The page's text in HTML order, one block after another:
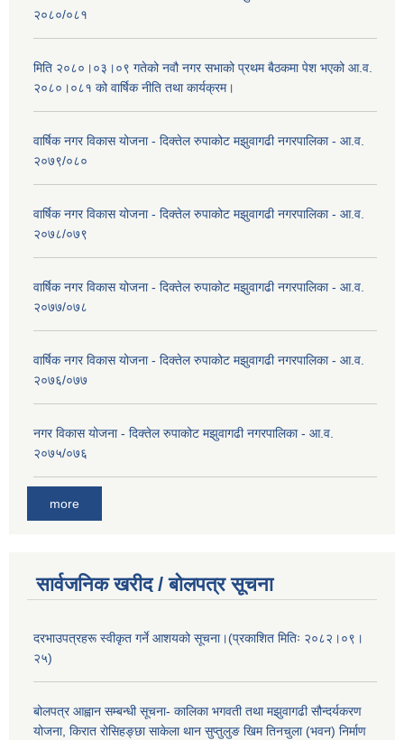
२०८०/०८१
मिति २०८०।०३।०९ गतेको नवौ नगर सभाको प्रथम बैठकमा पेश भएको आ.व.
२०८०।०८१ को वार्षिक नीति तथा कार्यक्रम।
वार्षिक नगर विकास योजना - दिक्तेल रुपाकोट मझुवागढी नगरपालिका - आ.व.
२०७९/०८०
वार्षिक नगर विकास योजना - दिक्तेल रुपाकोट मझुवागढी नगरपालिका - आ.व.
२०७८/०७९
वार्षिक नगर विकास योजना - दिक्तेल रुपाकोट मझुवागढी नगरपालिका - आ.व.
२०७७/०७८
वार्षिक नगर विकास योजना - दिक्तेल रुपाकोट मझुवागढी नगरपालिका - आ.व.
२०७६/०७७
नगर विकास योजना - दिक्तेल रुपाकोट मझुवागढी नगरपालिका - आ.व.
२०७५/०७६
more
सार्वजनिक खरीद / बोलपत्र सूचना
दरभाउपत्रहरू स्वीकृत गर्ने आशयको सूचना।(प्रकाशित मितिः २०८२।०९।
२५)
बोलपत्र आह्वान सम्बन्धी सूचना- कालिका भगवती तथा मझुवागढी सौन्दर्यकरण
योजना, किरात रोसिहङ्छा साकेला थान सुप्तुलुङ खिम तिनचुला (भवन) निर्माण